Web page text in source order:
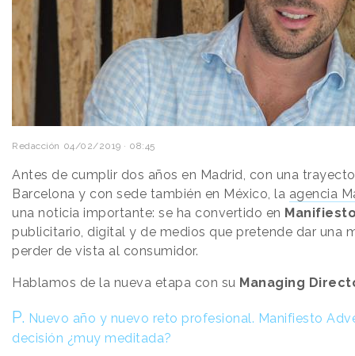
Redacción 04/02/2019 · 08:45
Antes de cumplir dos años en Madrid, con una
Barcelona y con sede también en México, la agencia
una noticia importante: se ha convertido en
publicitario, digital y de medios que pretende dar una
perder de vista al consumidor.
Hablamos de la nueva etapa con su Managing
P. Nuevo año y nuevo reto profesional. Manifiesto
decisión ¿muy meditada?